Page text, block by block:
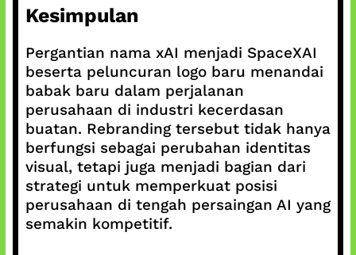
Kesimpulan
Pergantian nama xAI menjadi SpaceXAI
beserta peluncuran logo baru menandai
babak baru dalam perjalanan
perusahaan di industri kecerdasan
buatan. Rebranding tersebut tidak hanya
berfungsi sebagai perubahan identitas
visual, tetapi juga menjadi bagian dari
strategi untuk memperkuat posisi
perusahaan di tengah persaingan AI yang
semakin kompetitif.